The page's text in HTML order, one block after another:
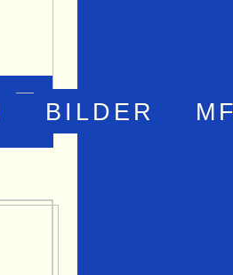
BILDER